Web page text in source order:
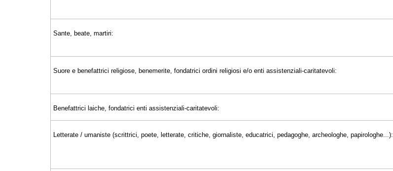
Sante, beate, martiri:
Suore e benefattrici religiose, benemerite, fondatrici ordini religiosi e/o enti assistenziali-caritatevoli:
Benefattrici laiche, fondatrici enti assistenziali-caritatevoli:
Letterate / umaniste (scrittrici, poete, letterate, critiche, giornaliste, educatrici, pedagoghe, archeologhe, papirologhe...):